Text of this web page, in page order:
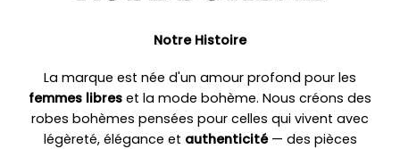
Notre Histoire
La marque est née d'un amour profond pour les
femmes libres et la mode bohème. Nous créons des
robes bohèmes pensées pour celles qui vivent avec
légèreté, élégance et authenticité— des pièces